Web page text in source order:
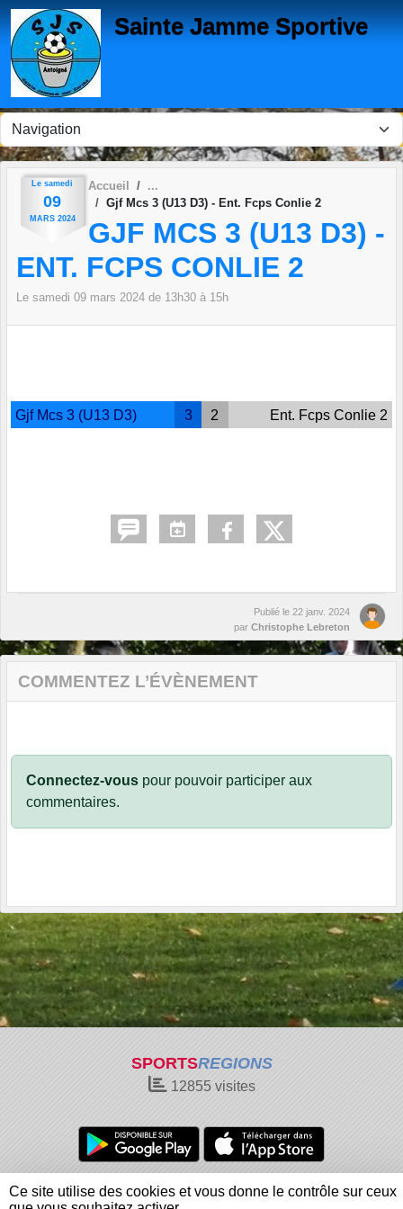
Sainte Jamme Sportive
Le samedi
09
MARS 2024
Accueil
Gjf Mcs 3 (U13 D3) - Ent. Fcps Conlie 2
GJF MCS 3 (U13 D3) -
ENT. FCPS CONLIE 2
Le samedi 09 mars 2024 de 13h30 à 15h
Gjf Mcs 3 (U13 D3) 3 2 Ent. Fcps Conlie 2
Publié le 22 janv. 2024
par Christophe Lebreton
COMMENTEZ L’ÉVÈNEMENT
Connectez-vous pour pouvoir participer aux
commentaires.
SPORTSREGIONS
12855visites
Charte cookies
Gestion des cookies
Informations légales
Signaler un contenu inapproprié
Panneau de gestion des cookies
Ce site utilise des cookies et vous donne le contrôle sur ceux